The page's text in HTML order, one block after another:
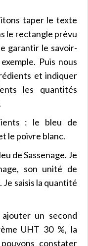
taper le texte
le rectangle prévu
garantir le savoir-
Puis nous
et indiquer
les quantités
: le bleu de
le poivre blanc.
de Sassenage. Je
son unité de
saisis la quantité
un second
UHT 30 %, la
constater